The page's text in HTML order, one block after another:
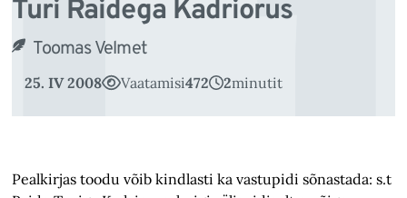
Turi Raidega Kadriorus
Toomas Velmet
25. IV 2008 Vaatamisi472 2minutit
Pealkirjas toodu võib kindlasti ka vastupidi sõnastada: s.t